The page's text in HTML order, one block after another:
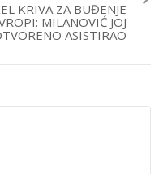
KRIVA ZA BUĐENJE
MILANOVIĆ JOJ
ASISTIRAO